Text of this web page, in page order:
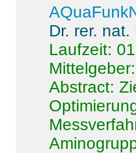
Dr. rer.
Laufzeit:
Abstract: